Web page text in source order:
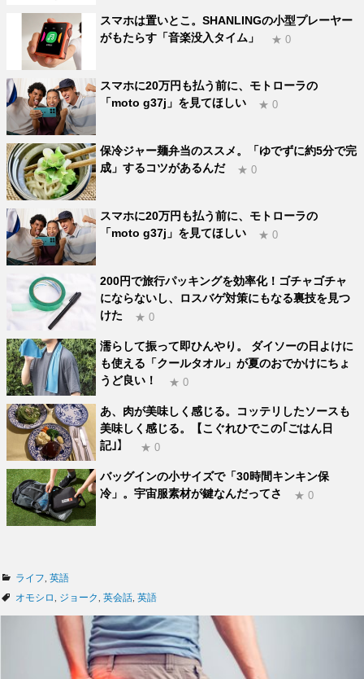
スマホは置いとこ。SHANLINGの小型プレーヤー
がもたらす「音楽没入タイム」
★ 0
スマホに20万円も払う前に、モトローラの
「moto g37j」を見てほしい
★ 0
保冷ジャー麺弁当のススメ。「ゆでずに約5分で完
成」するコツがあるんだ
★ 0
スマホに20万円も払う前に、モトローラの
「moto g37j」を見てほしい
★ 0
200円で旅行パッキングを効率化！ゴチャゴチャ
にならないし、ロスバゲ対策にもなる裏技を見つ
けた
★ 0
濡らして振って即ひんやり。 ダイソーの日よけに
も使える「クールタオル」が夏のおでかけにちょ
うど良い！
★ 0
あ、肉が美味しく感じる。コッテリしたソースも
美味しく感じる。【こぐれひでこの｢ごはん日
記｣】
★ 0
バッグインの小サイズで「30時間キンキン保
冷」。宇宙服素材が鍵なんだってさ
★ 0
カ
テ
ライフ 英語
タ
オモシロ ジョーク 英会話 英語